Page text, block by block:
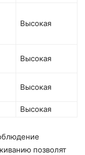
Высокая
Высокая
Высокая
Высокая
позволят